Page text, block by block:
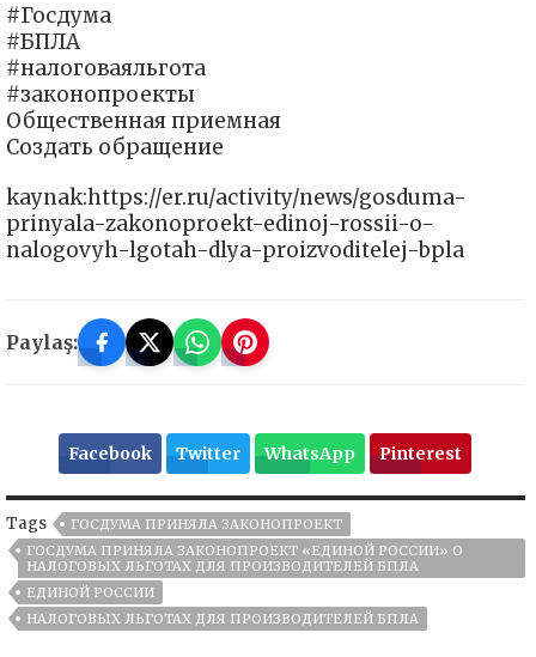
#Госдума
#БПЛА
#налоговаяльгота
#законопроекты
Общественная приемная
Создать обращение
kaynak:https://er.ru/activity/news/gosduma-
prinyala-zakonoproekt-edinoj-rossii-o-
nalogovyh-lgotah-dlya-proizvoditelej-bpla
Paylaş:
Facebook Twitter WhatsApp Pinterest
Tags
ГОСДУМА ПРИНЯЛА ЗАКОНОПРОЕКТ
ГОСДУМА ПРИНЯЛА ЗАКОНОПРОЕКТ «ЕДИНОЙ РОССИИ» О
НАЛОГОВЫХ ЛЬГОТАХ ДЛЯ ПРОИЗВОДИТЕЛЕЙ БПЛА
ЕДИНОЙ РОССИИ
НАЛОГОВЫХ ЛЬГОТАХ ДЛЯ ПРОИЗВОДИТЕЛЕЙ БПЛА